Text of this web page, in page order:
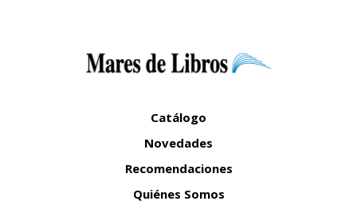
Catálogo
Novedades
Recomendaciones
Quiénes Somos